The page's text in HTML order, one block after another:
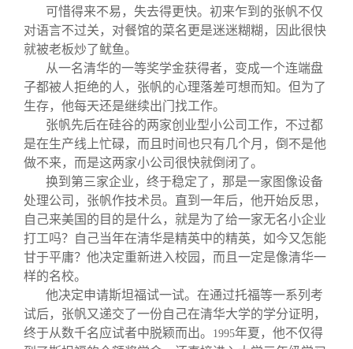
可惜得来不易，失去得更快。初来乍到的张帆不仅
对语言不过关，对餐馆的菜名更是迷迷糊糊，因此很快
就被老板炒了鱿鱼。
从一名清华的一等奖学金获得者，变成一个连端盘
子都被人拒绝的人，张帆的心理落差可想而知。但为了
生存，他每天还是继续出门找工作。
张帆先后在硅谷的两家创业型小公司工作，不过都
是在生产线上忙碌，而且时间也只有几个月，倒不是他
做不来，而是这两家小公司很快就倒闭了。
换到第三家企业，终于稳定了，那是一家图像设备
处理公司，张帆作技术员。直到一年后，他开始反思，
自己来美国的目的是什么，就是为了给一家无名小企业
打工吗？自己当年在清华是精英中的精英，如今又怎能
甘于平庸？他决定重新进入校园，而且一定是像清华一
样的名校。
他决定申请斯坦福试一试。在通过托福等一系列考
试后，张帆又递交了一份自己在清华大学的学分证明，
终于从数千名应试者中脱颖而出。
1995年夏，他不仅得